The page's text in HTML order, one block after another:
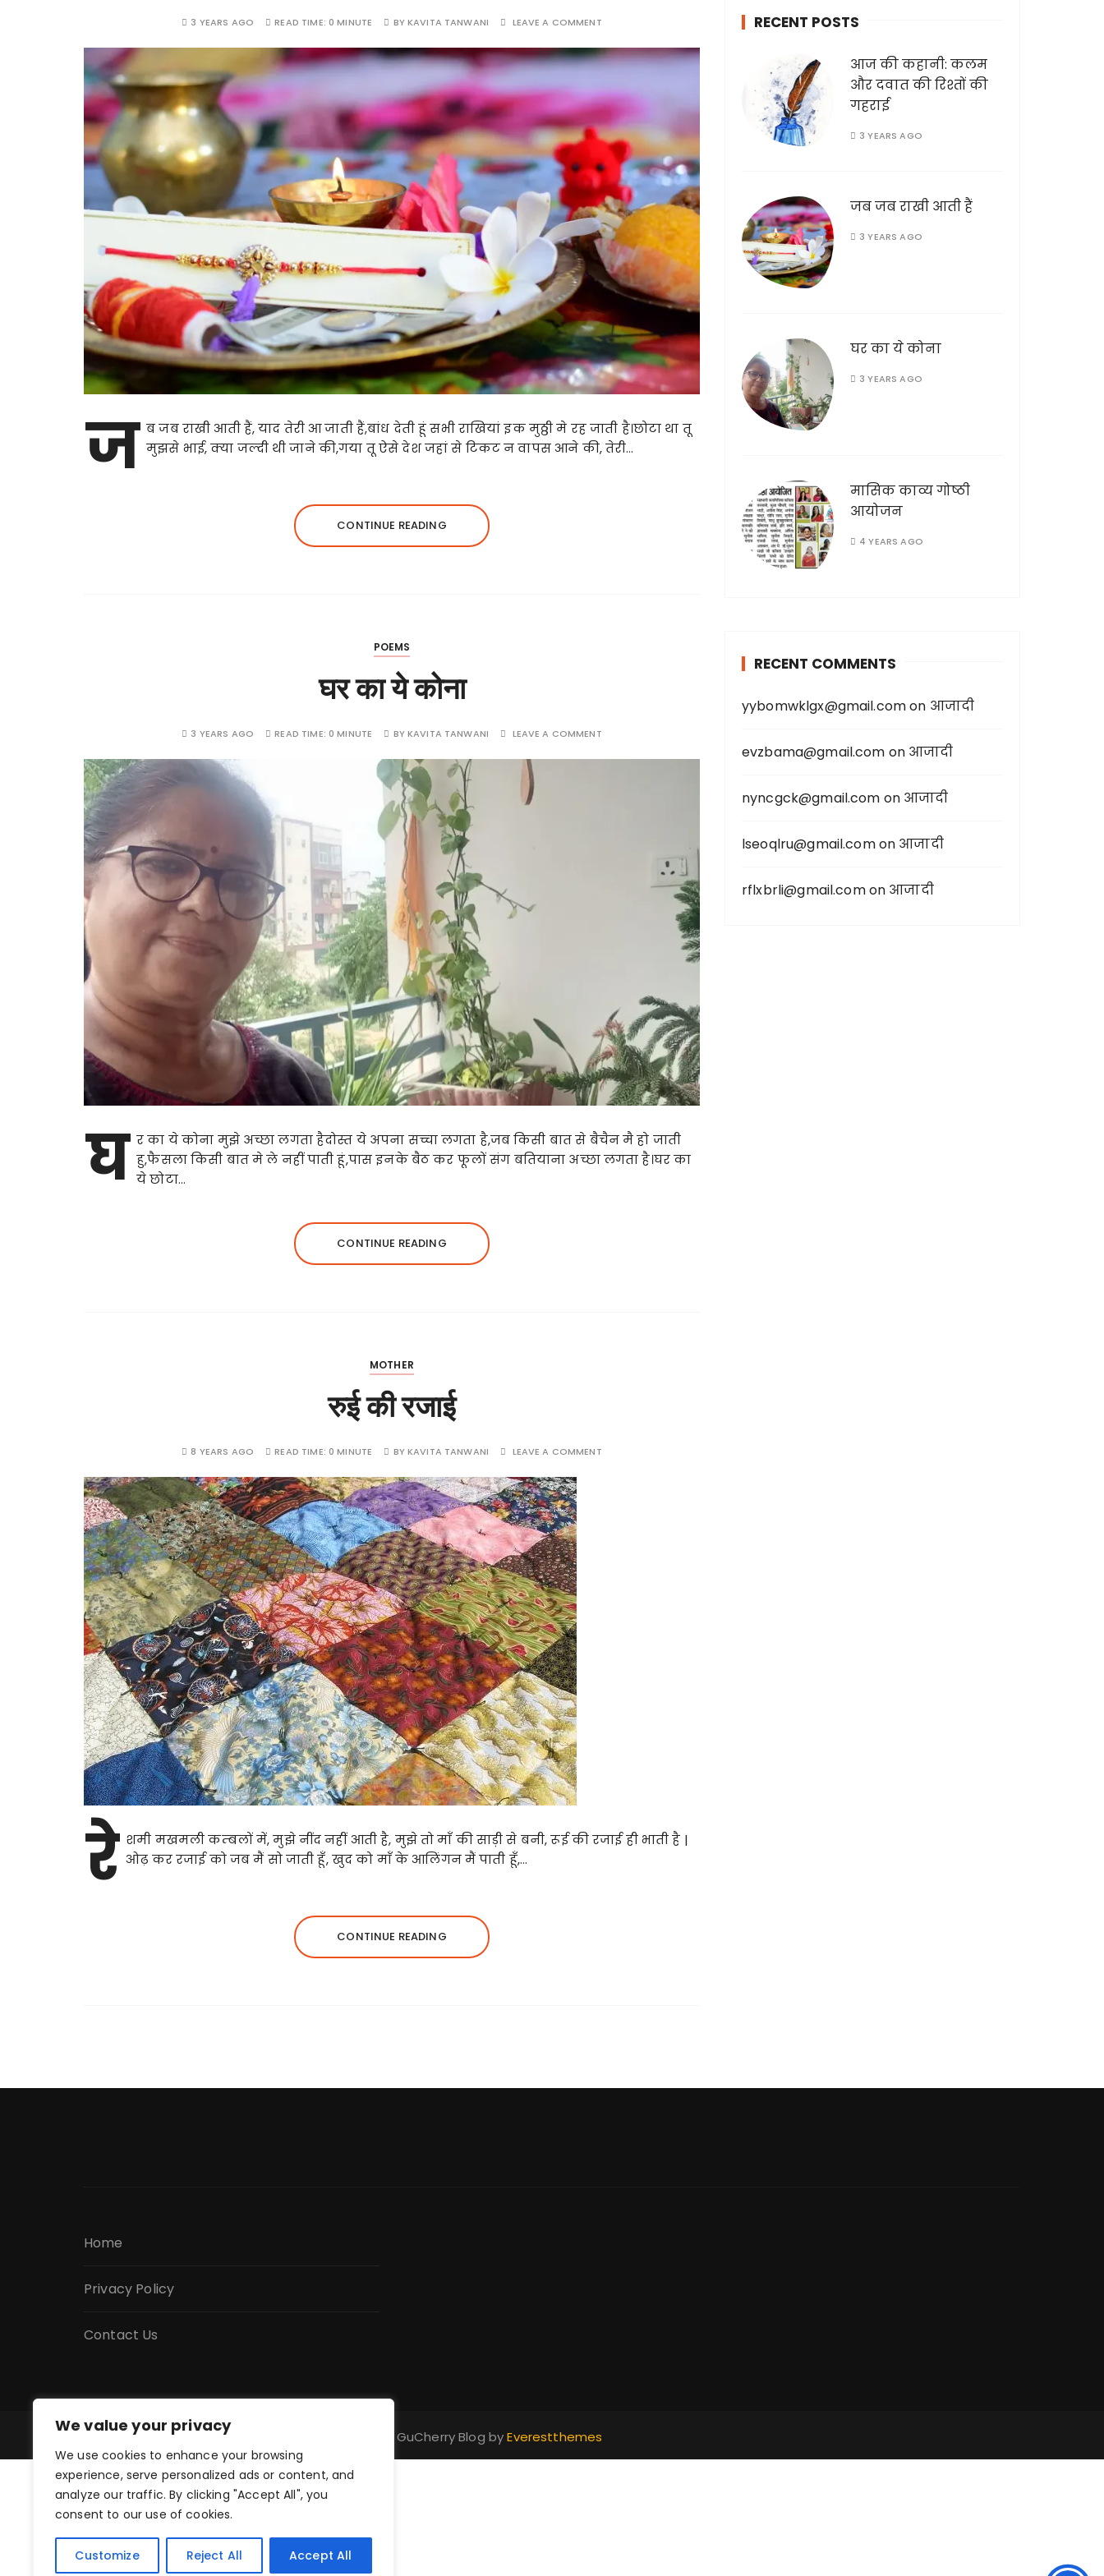
We value your privacy
We use cookies to enhance your browsing
experience, serve personalized ads or content, and
analyze our traffic. By clicking "Accept All", you
consent to our use of cookies.
Customize Reject All Accept All
3 YEARS AGO READ TIME: 0 MINUTE BYKAVITA TANWANI LEAVE A COMMENT
ज ब जब राखी आती हैं, याद तेरी आ जाती हैं,बांध देती हूं सभी राखियां इक मुठ्ठी मे रह जाती है।छोटा था तू
मुझसे भाई, क्या जल्दी थी जाने की,गया तू ऐसे देश जहां से टिकट न वापस आने की, तेरी…
CONTINUE READING
POEMS
घर का ये कोना
3 YEARS AGO READ TIME: 0 MINUTE BYKAVITA TANWANI LEAVE A COMMENT
घ र का ये कोना मुझे अच्छा लगता हैदोस्त ये अपना सच्चा लगता है,जब किसी बात से बैचैन मै हो जाती
हु,फैसला किसी बात मे ले नहीं पाती हूं,पास इनके बैठ कर फूलों संग बतियाना अच्छा लगता है।घर का
ये छोटा…
CONTINUE READING
MOTHER
रुई की रजाई
8 YEARS AGO READ TIME: 0 MINUTE BYKAVITA TANWANI LEAVE A COMMENT
रे शमी मखमली कम्बलों में, मुझे नींद नहीं आती है, मुझे तो माँ की साड़ी से बनी, रूई की रजाई ही भाती है |
ओढ़ कर रजाई को जब मैं सो जाती हूँ, खुद को माँ के आलिंगन मैं पाती हूँ,…
CONTINUE READING
RECENT POSTS
आज की कहानी: कलम
और दवात की रिश्तों की
गहराई
3 YEARS AGO
जब जब राखी आती हैं
3 YEARS AGO
घर का ये कोना
3 YEARS AGO
मासिक काव्य गोष्ठी
आयोजन
4 YEARS AGO
RECENT COMMENTS
yybomwklgx@gmail.comon आजादी
evzbama@gmail.com on आजादी
nyncgck@gmail.com on आजादी
lseoqlru@gmail.comon आजादी
rflxbrli@gmail.comon आजादी
Home
Privacy Policy
Contact Us
©Copyright 2022 MeriKavita.in. All Rights Reserved. GuCherry Blog byEverestthemes